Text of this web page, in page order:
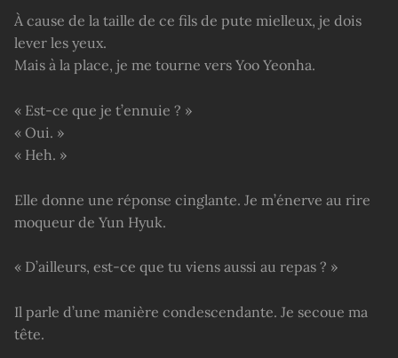
À cause de la taille de ce fils de pute mielleux, je dois
lever les yeux.
Mais à la place, je me tourne vers Yoo Yeonha.
« Est-ce que je t’ennuie ? »
« Oui. »
« Heh. »
Elle donne une réponse cinglante. Je m’énerve au rire
moqueur de Yun Hyuk.
« D’ailleurs, est-ce que tu viens aussi au repas ? »
Il parle d’une manière condescendante. Je secoue ma
tête.